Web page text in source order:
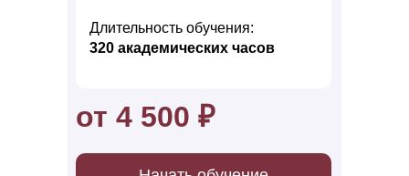
Длительность обучения:
320 акад емических часов
от 4 500 ₽